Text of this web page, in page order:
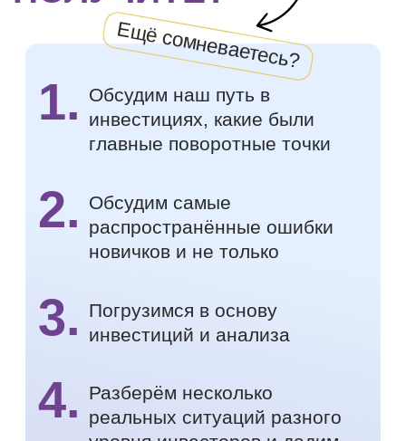
ВЫСШЕЕ ЭКОНОМИЧЕСКОЕ
АРИНА
КОСТЮЧЕНКО
В закрытом канале за последний
год закрыли более 70 сделок в +
с прибылью 15.35% по каждой.
плюс за полгода.
Статус квалифицированного
АВТОР МАРАФОНА